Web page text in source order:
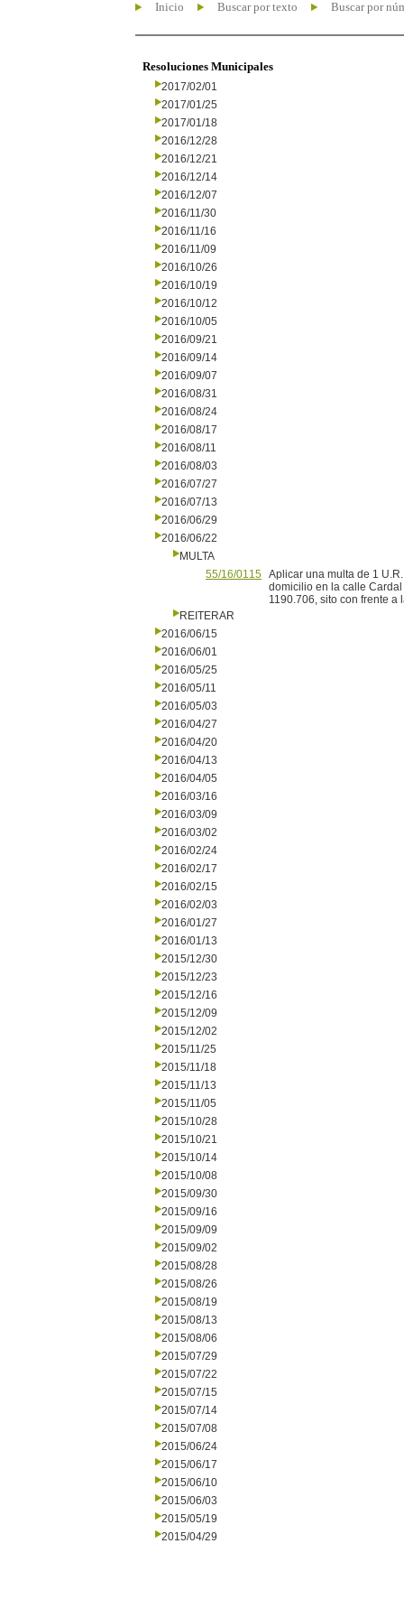
Inicio Buscar por texto Buscar por
Resoluciones Municipales
2017/02/01
2017/01/25
2017/01/18
2016/12/28
2016/12/21
2016/12/14
2016/12/07
2016/11/30
2016/11/16
2016/11/09
2016/10/26
2016/10/19
2016/10/12
2016/10/05
2016/09/21
2016/09/14
2016/09/07
2016/08/31
2016/08/24
2016/08/17
2016/08/11
2016/08/03
2016/07/27
2016/07/13
2016/06/29
2016/06/22
MULTA
55/16/0115 Aplicar una multa de 1
domicilio en la calle
1190.706, sito con frente a
REITERAR
2016/06/15
2016/06/01
2016/05/25
2016/05/11
2016/05/03
2016/04/27
2016/04/20
2016/04/13
2016/04/05
2016/03/16
2016/03/09
2016/03/02
2016/02/24
2016/02/17
2016/02/15
2016/02/03
2016/01/27
2016/01/13
2015/12/30
2015/12/23
2015/12/16
2015/12/09
2015/12/02
2015/11/25
2015/11/18
2015/11/13
2015/11/05
2015/10/28
2015/10/21
2015/10/14
2015/10/08
2015/09/30
2015/09/16
2015/09/09
2015/09/02
2015/08/28
2015/08/26
2015/08/19
2015/08/13
2015/08/06
2015/07/29
2015/07/22
2015/07/15
2015/07/14
2015/07/08
2015/06/24
2015/06/17
2015/06/10
2015/06/03
2015/05/19
2015/04/29